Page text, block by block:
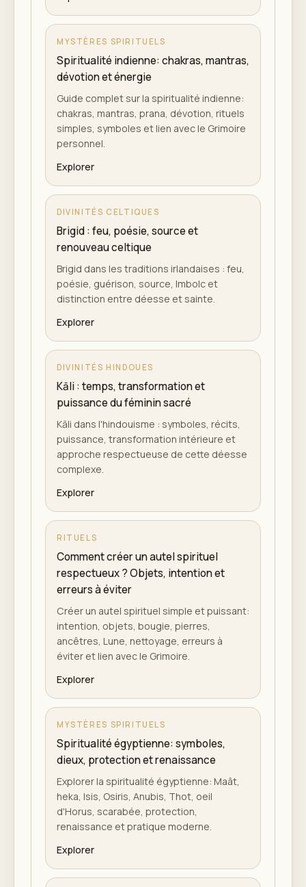
MYSTÈRES SPIRITUELS
Spiritualité indienne: chakras, mantras,
dévotion et énergie
Guide complet sur la spiritualité indienne:
chakras, mantras, prana, dévotion, rituels
simples, symboles et lien avec le Grimoire
personnel.
Explorer
DIVINITÉS CELTIQUES
Brigid : feu, poésie, source et
renouveau celtique
Brigid dans les traditions irlandaises : feu,
poésie, guérison, source, Imbolc et
distinction entre déesse et sainte.
Explorer
DIVINITÉS HINDOUES
Kāli : temps, transformation et
puissance du féminin sacré
Kāli dans l'hindouisme : symboles, récits,
puissance, transformation intérieure et
approche respectueuse de cette déesse
complexe.
Explorer
RITUELS
Comment créer un autel spirituel
respectueux ? Objets, intention et
erreurs à éviter
Créer un autel spirituel simple et puissant:
intention, objets, bougie, pierres,
ancêtres, Lune, nettoyage, erreurs à
éviter et lien avec le Grimoire.
Explorer
MYSTÈRES SPIRITUELS
Spiritualité égyptienne: symboles,
dieux, protection et renaissance
Explorer la spiritualité égyptienne: Maât,
heka, Isis, Osiris, Anubis, Thot, oeil
d'Horus, scarabée, protection,
renaissance et pratique moderne.
Explorer